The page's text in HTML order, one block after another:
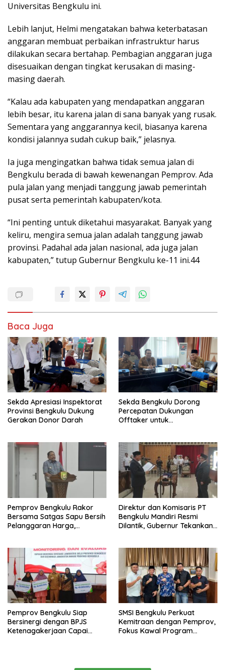
Universitas Bengkulu ini.
Lebih lanjut, Helmi mengatakan bahwa keterbatasan
anggaran membuat perbaikan infrastruktur harus
dilakukan secara bertahap. Pembagian anggaran juga
disesuaikan dengan tingkat kerusakan di masing-
masing daerah.
“Kalau ada kabupaten yang mendapatkan anggaran
lebih besar, itu karena jalan di sana banyak yang rusak.
Sementara yang anggarannya kecil, biasanya karena
kondisi jalannya sudah cukup baik,” jelasnya.
Ia juga mengingatkan bahwa tidak semua jalan di
Bengkulu berada di bawah kewenangan Pemprov. Ada
pula jalan yang menjadi tanggung jawab pemerintah
pusat serta pemerintah kabupaten/kota.
“Ini penting untuk diketahui masyarakat. Banyak yang
keliru, mengira semua jalan adalah tanggung jawab
provinsi. Padahal ada jalan nasional, ada juga jalan
kabupaten,” tutup Gubernur Bengkulu ke-11 ini.44
Baca Juga
Sekda Apresiasi Inspektorat
Provinsi Bengkulu Dukung
Gerakan Donor Darah
Sekda Bengkulu Dorong
Percepatan Dukungan
Offtaker untuk
Pemprov Bengkulu Rakor
Bersama Satgas Sapu Bersih
Pelanggaran Harga,
Masih Jadi Sorotan
Direktur dan Komisaris PT
Bengkulu Mandiri Resmi
Dilantik, Gubernur Tekankan
Pemprov Bengkulu Siap
Bersinergi dengan BPJS
Ketenagakerjaan Capai
SMSI Bengkulu Perkuat
Kemitraan dengan Pemprov,
Fokus Kawal Program